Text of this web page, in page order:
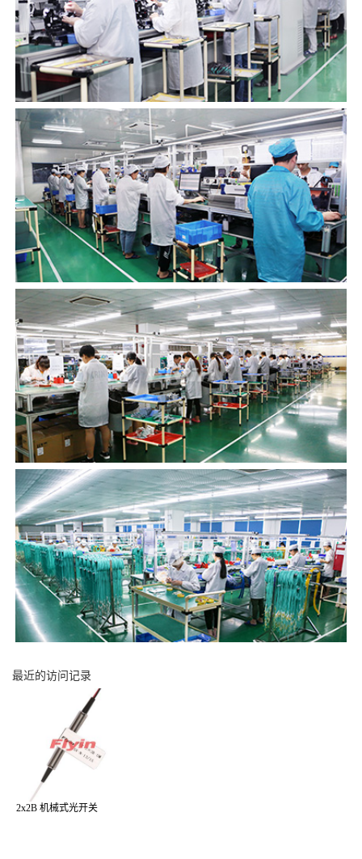
最近的访问记录
2x2B 机械式光开关